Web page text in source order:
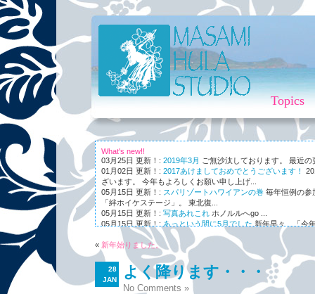
Topics
What's new!!
03月25日 更新！: 2019年3月 ご無沙汰しております。 最近
01月02日 更新！: 2017あけましておめでとうございます！
ざいます。 今年もよろしくお願い申し上げ...
05月15日 更新！: スパリゾートハワイアンの巻 毎年恒例の参
「絆ホイケステージ」。 東北復...
05月15日 更新！: 写真あれこれ ホノルルへgo ...
05月15日 更新！: あっという間に5月でした 新年早々、「今
ながら～～、まさかの5月。 世...
01月03日 更新！:
Maunaleo皆様ご存じ、ケアリー・レイシ
オと...
« 新年始りました。
28
JAN
よく降ります・・・
No Comments »